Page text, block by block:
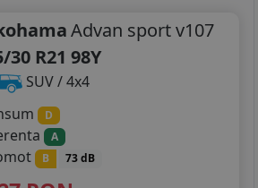
Advan sport v107
30 R21 98Y
SUV / 4x4
D
A
B 73 dB